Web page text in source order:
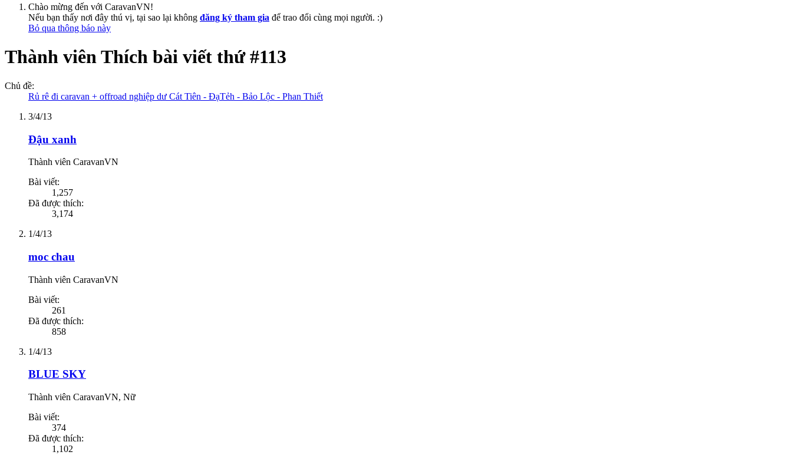
Chào mừng đến với CaravanVN!
Nếu bạn thấy nơi đây thú vị, tại sao lại không đăng ký tham gia để trao đổi cùng mọi người. :)
Bỏ qua thông báo này
Thành viên Thích bài viết thứ #113
Chủ đề:
Rủ rê đi caravan + offroad nghiệp dư Cát Tiên - ĐạTẻh - Bảo Lộc - Phan Thiết
3/4/13
Đậu xanh
Thành viên CaravanVN
Bài viết:
1,257
Đã được thích:
3,174
1/4/13
moc chau
Thành viên CaravanVN
Bài viết:
261
Đã được thích:
858
1/4/13
BLUE SKY
Thành viên CaravanVN, Nữ
Bài viết:
374
Đã được thích:
1,102